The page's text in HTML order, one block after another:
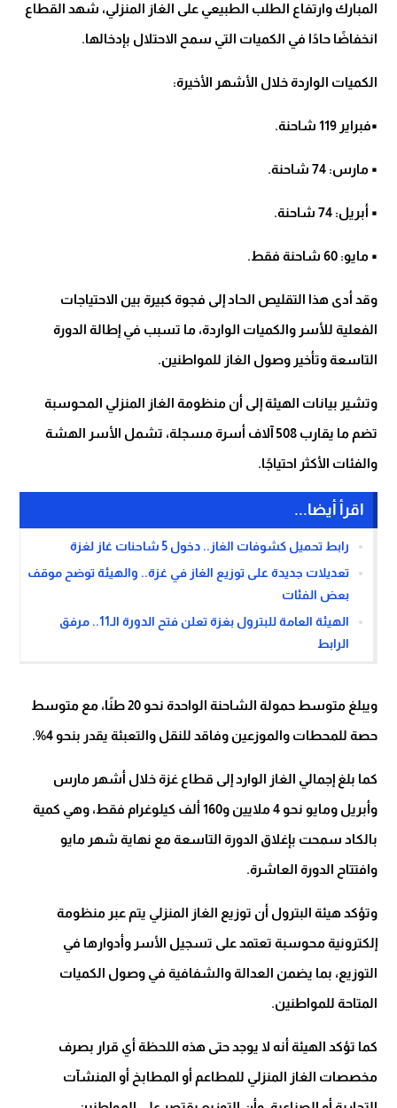
المبارك وارتفاع الطلب الطبيعي على الغاز المنزلي، شهد القطاع
انخفاضًا حادًا في الكميات التي سمح الاحتلال بإدخالها.
الكميات الواردة خلال الأشهر الأخيرة:
▪️فبراير 119 شاحنة.
▪️ مارس: 74 شاحنة.
▪️ أبريل: 74 شاحنة.
▪️ مايو: 60 شاحنة فقط.
وقد أدى هذا التقليص الحاد إلى فجوة كبيرة بين الاحتياجات
الفعلية للأسر والكميات الواردة، ما تسبب في إطالة الدورة
التاسعة وتأخير وصول الغاز للمواطنين.
وتشير بيانات الهيئة إلى أن منظومة الغاز المنزلي المحوسبة
تضم ما يقارب 508 آلاف أسرة مسجلة، تشمل الأسر الهشة
والفئات الأكثر احتياجًا.
اقرأ أيضا...
رابط تحميل كشوفات الغاز.. دخول 5 شاحنات غاز لغزة
تعديلات جديدة على توزيع الغاز في غزة.. والهيئة توضح موقف
بعض الفئات
الهيئة العامة للبترول بغزة تعلن فتح الدورة الـ11.. مرفق
الرابط
ويبلغ متوسط حمولة الشاحنة الواحدة نحو 20 طنًا، مع متوسط
حصة للمحطات والموزعين وفاقد للنقل والتعبئة يقدر بنحو 4%.
كما بلغ إجمالي الغاز الوارد إلى قطاع غزة خلال أشهر مارس
وأبريل ومايو نحو 4 ملايين و160 ألف كيلوغرام فقط، وهي كمية
بالكاد سمحت بإغلاق الدورة التاسعة مع نهاية شهر مايو
وافتتاح الدورة العاشرة.
وتؤكد هيئة البترول أن توزيع الغاز المنزلي يتم عبر منظومة
إلكترونية محوسبة تعتمد على تسجيل الأسر وأدوارها في
التوزيع، بما يضمن العدالة والشفافية في وصول الكميات
المتاحة للمواطنين.
كما تؤكد الهيئة أنه لا يوجد حتى هذه اللحظة أي قرار بصرف
مخصصات الغاز المنزلي للمطاعم أو المطابخ أو المنشآت